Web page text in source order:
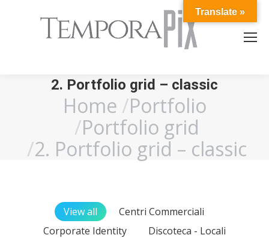
2. Portfolio grid – classic
You are here:Home Portfolio
Portfolio grid
2. Portfolio grid – classic
View all
Centri Commerciali
Corporate Identity
Discoteca - Locali
Translate »